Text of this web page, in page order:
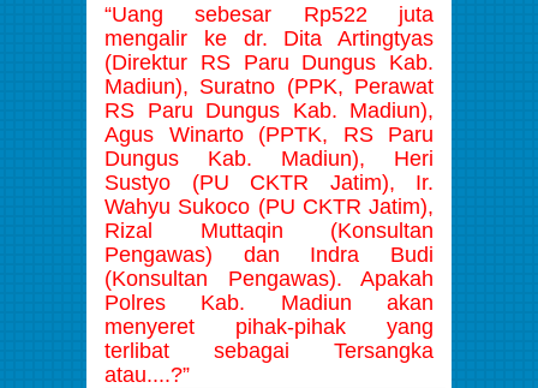
“Uang sebesar Rp522 juta
mengalir ke dr. Dita Artingtyas
(Direktur RS Paru Dungus Kab.
Madiun), Suratno (PPK, Perawat
RS Paru Dungus Kab. Madiun),
Agus Winarto (PPTK, RS Paru
Dungus Kab. Madiun), Heri
Sustyo (PU CKTR Jatim), Ir.
Wahyu Sukoco (PU CKTR Jatim),
Rizal Muttaqin (Konsultan
Pengawas) dan Indra Budi
(Konsultan Pengawas). Apakah
Polres Kab. Madiun akan
menyeret pihak-pihak yang
terlibat sebagai Tersangka
atau....?”